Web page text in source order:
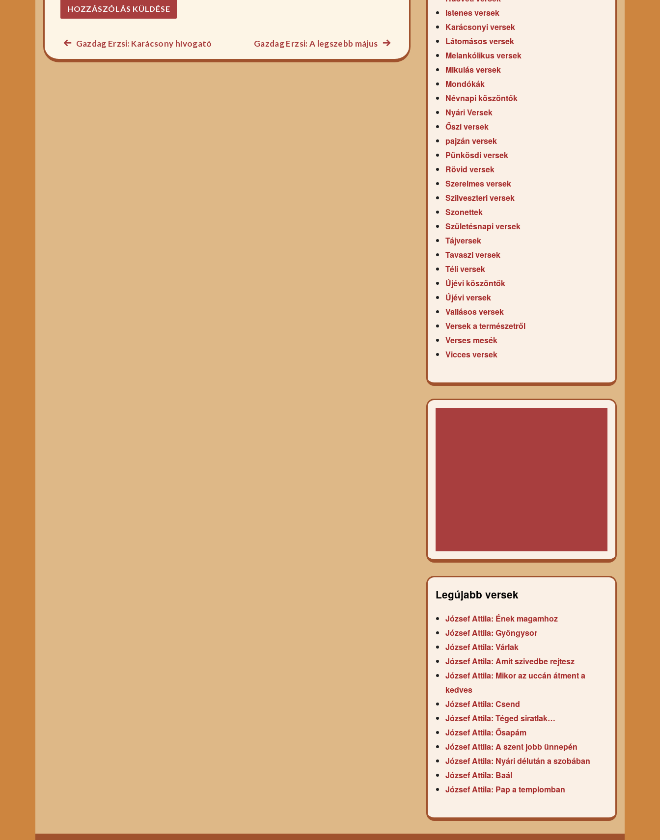
Bejegyzés
Előző
főzelék
Gazdag Erzsi: Karácsony hívogató Gazdag Erzsi: A legszebb május Következő
főzelék
Istenes versek
Karácsonyi versek
Látomásos versek
Melankólikus versek
Mikulás versek
Mondókák
Névnapi köszöntők
Nyári Versek
Őszi versek
pajzán versek
Pünkösdi versek
Rövid versek
Szerelmes versek
Szilveszteri versek
Szonettek
Születésnapi versek
Tájversek
Tavaszi versek
Téli versek
Újévi köszöntők
Újévi versek
Vallásos versek
Versek a természetről
Verses mesék
Vicces versek
Legújabb versek
József Attila: Ének magamhoz
József Attila: Gyöngysor
József Attila: Várlak
József Attila: Amit szivedbe rejtesz
József Attila: Mikor az uccán átment a
kedves
József Attila: Csend
József Attila: Téged siratlak…
József Attila: Ősapám
József Attila: A szent jobb ünnepén
József Attila: Nyári délután a szobában
József Attila: Baál
József Attila: Pap a templomban